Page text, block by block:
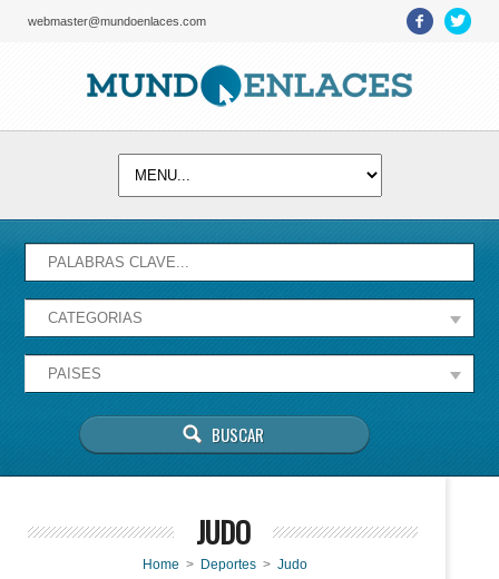
webmaster@mundoenlaces.com
correctamente.
JUDO
Home > Deportes> Judo